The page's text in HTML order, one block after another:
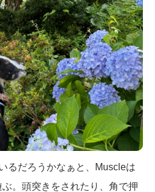
るだろうかなぁと、Muscleは
。頭突きをされたり、角で押